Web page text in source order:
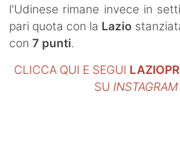
l'Udinese rimane invece in
pari quota con la Lazio
con 7 punti.
CLICCA QUI E SEGUI
SU INSTAGRAM